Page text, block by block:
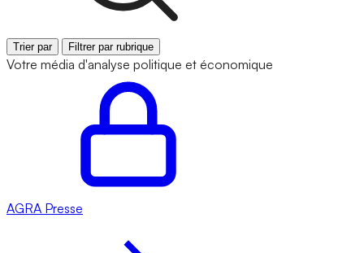
Trier par Filtrer par rubrique
Votre média d'analyse politique et économique
AGRA Presse